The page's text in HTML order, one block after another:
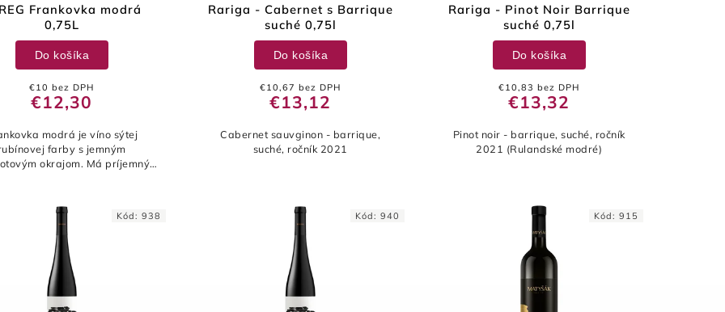
Frankovka modrá
0,75L
€10 bez DPH
€12,30
Do košíka
modrá je víno sýtej
farby s jemným
okrajom. Má príjemný
tónov kôstkového a...
Rariga - Cabernet s Barrique
suché 0,75l
€10,67 bez DPH
€13,12
Do košíka
Cabernet sauvginon - barrique,
suché, ročník 2021
Rariga - Pinot Noir Barrique
suché 0,75l
€10,83 bez DPH
€13,32
Do košíka
Pinot noir - barrique, suché, ročník
2021 (Rulandské modré)
Kód:938 Kód:940 Kód:915